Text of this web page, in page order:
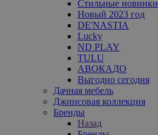
Стильные новинки
Новый 2023 год
DE'NASTIA
Lucky
ND PLAY
TULU
АВОКАДО
Выгодно сегодня
Дачная мебель
Джинсовая коллекция
Бренды
Назад